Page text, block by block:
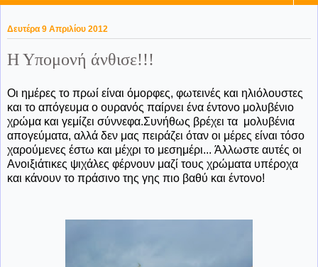
Δευτέρα 9 Απριλίου 2012
Η Υπομονή άνθισε!!!
Οι ημέρες το πρωί είναι όμορφες, φωτεινές και ηλιόλουστες
και το απόγευμα ο ουρανός παίρνει ένα έντονο μολυβένιο
χρώμα και γεμίζει σύννεφα.Συνήθως βρέχει τα μολυβένια
απογεύματα, αλλά δεν μας πειράζει όταν οι μέρες είναι τόσο
χαρούμενες έστω και μέχρι το μεσημέρι... Άλλωστε αυτές οι
Ανοιξιάτικες ψιχάλες φέρνουν μαζί τους χρώματα υπέροχα
και κάνουν το πράσινο της γης πιο βαθύ και έντονο!